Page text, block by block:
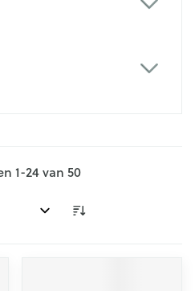
1-24van 50